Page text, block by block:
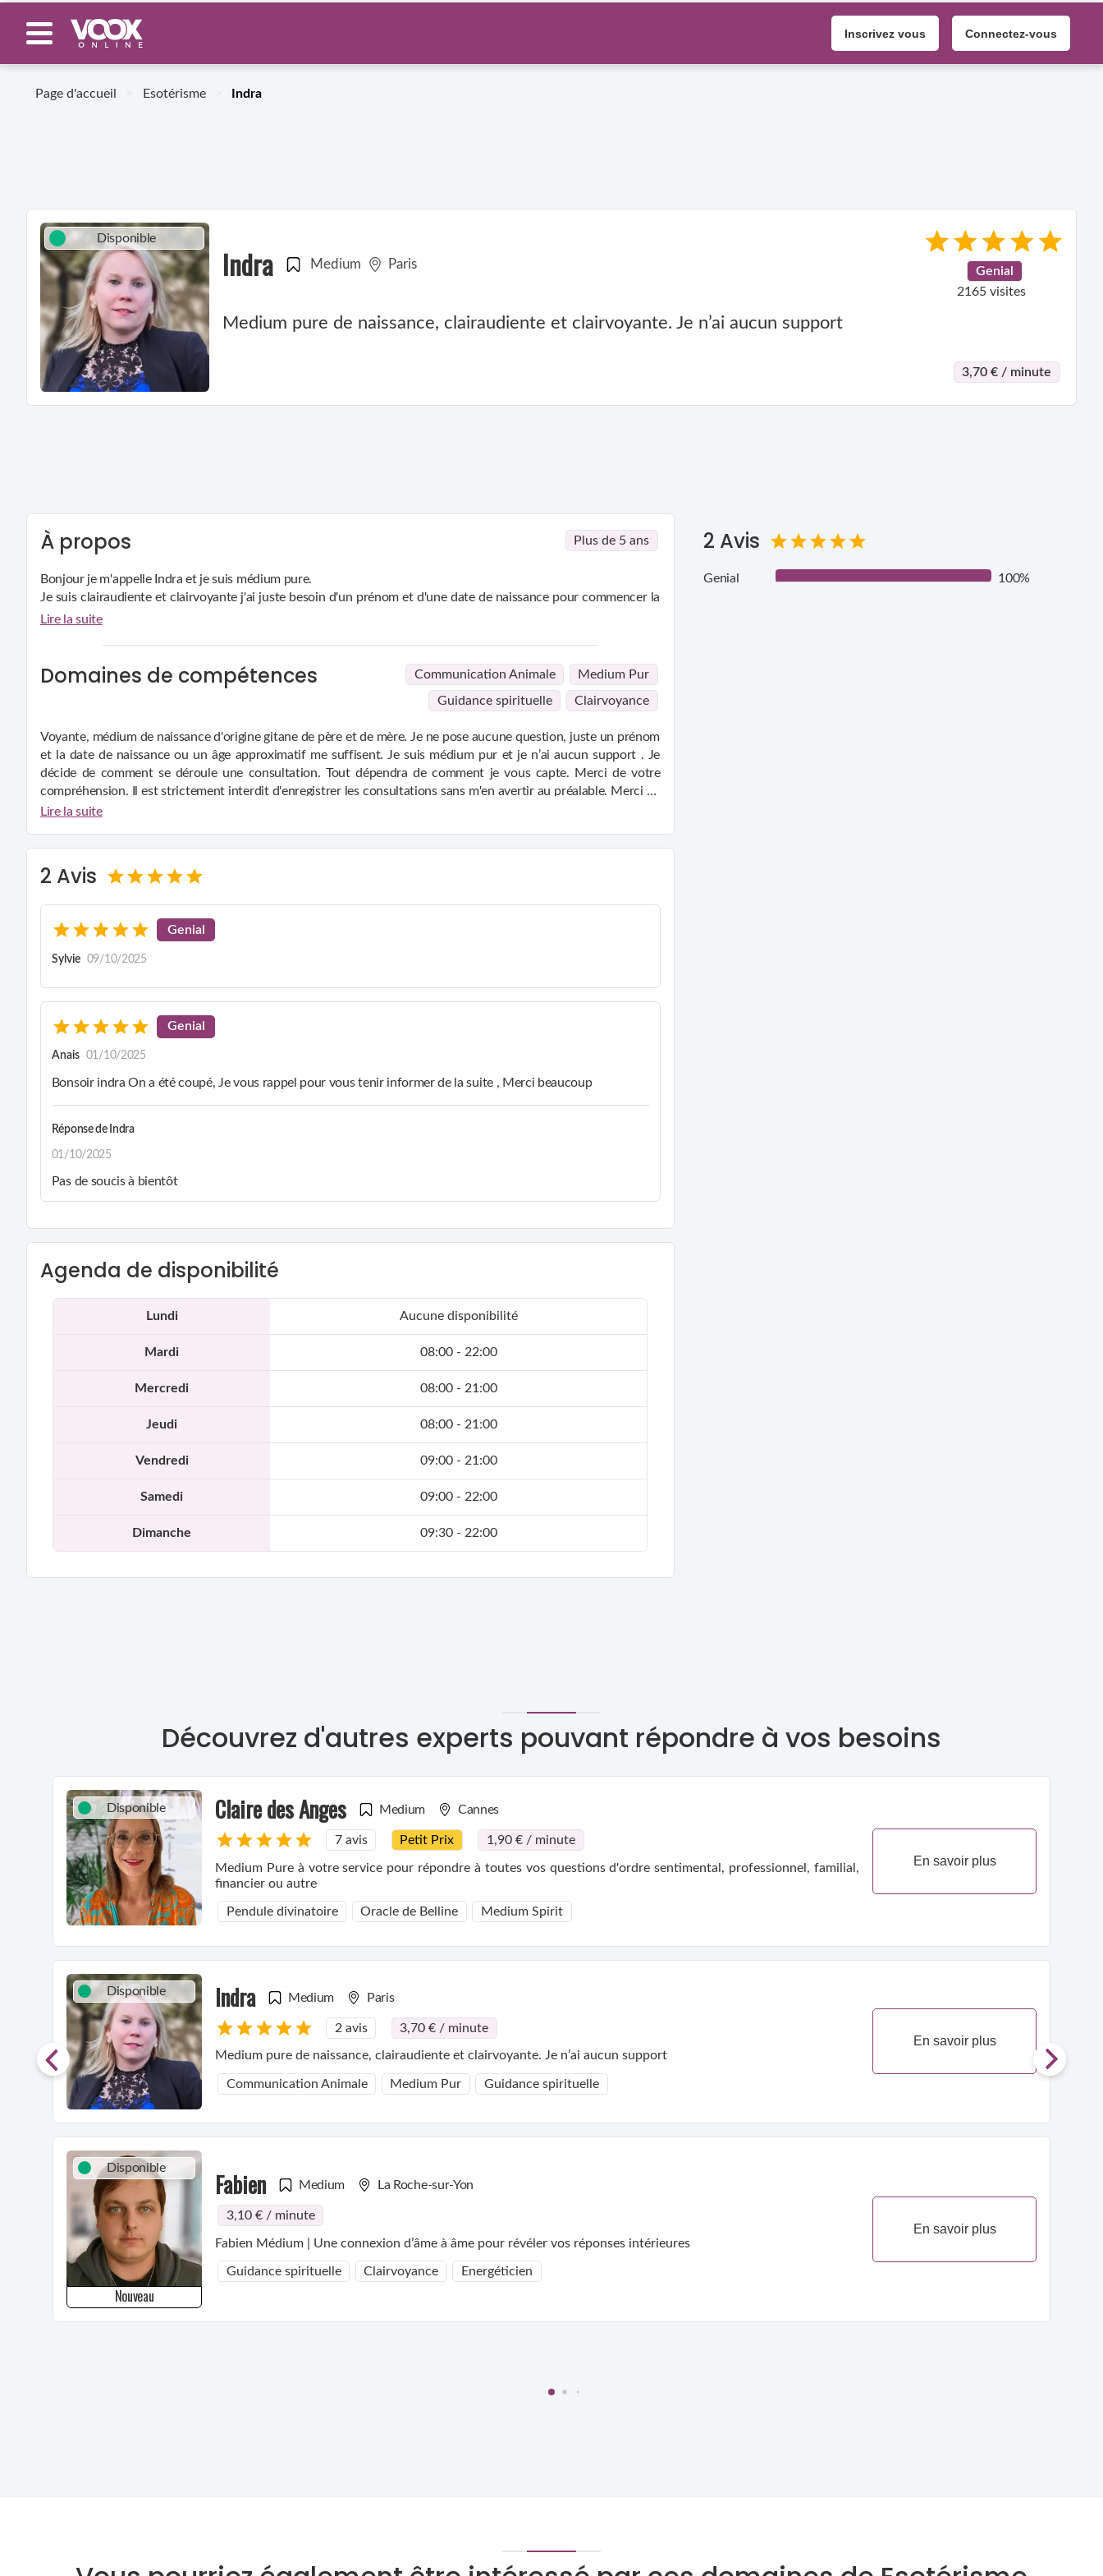
Inscrivez vous Connectez-vous
Page d'accueil Esotérisme Indra
Disponible
Indra Medium Paris
Genial
2165 visites
Medium pure de naissance, clairaudiente et clairvoyante. Je n’ai aucun support
3,70 € / minute
À propos Plus de 5 ans
Bonjour je m'appelle Indra et je suis médium pure.
Je suis clairaudiente et clairvoyante j'ai juste besoin d'un prénom et d'une date de naissance pour commencer la
consultation à bientôt en consultation.
Lire la suite
Domaines de compétences Communication Animale Medium Pur
Guidance spirituelle Clairvoyance
Voyante, médium de naissance d'origine gitane de père et de mère. Je ne pose aucune question, juste un prénom
et la date de naissance ou un âge approximatif me suffisent. Je suis médium pur et je n’ai aucun support . Je
décide de comment se déroule une consultation. Tout dépendra de comment je vous capte. Merci de votre
compréhension. Il est strictement interdit d'enregistrer les consultations sans m'en avertir au préalable. Merci de
votre compréhension. Il est strictement interdit d'enregistrer les consultations sans m'en avertir au préalable.
plus jeune âge jusqu’au jour où je me suis retrouvée sur la tombe de Nostradamus et que j'ai compris que c'était
années après.
Lire la suite
2 Avis
Genial
Sylvie 09/10/2025
Genial
Anais 01/10/2025
Bonsoir indra On a été coupé, Je vous rappel pour vous tenir informer de la suite , Merci beaucoup
Réponse de Indra
01/10/2025
Pas de soucis à bientôt
Agenda de disponibilité
Lundi Aucune disponibilité
Mardi 08:00 - 22:00
Mercredi 08:00 - 21:00
Jeudi 08:00 - 21:00
Vendredi 09:00 - 21:00
Samedi 09:00 - 22:00
Dimanche 09:30 - 22:00
2 Avis
Genial 100%
Découvrez d'autres experts pouvant répondre à vos besoins
Disponible Claire des Anges Medium Cannes
7 avis Petit Prix 1,90 € / minute
Medium Pure à votre service pour répondre à toutes vos questions d'ordre sentimental, professionnel, familial,
financier ou autre
Pendule divinatoire Oracle de Belline Medium Spirit
En savoir plus
Disponible Indra Medium Paris
2 avis 3,70 € / minute
Medium pure de naissance, clairaudiente et clairvoyante. Je n’ai aucun support
Communication Animale Medium Pur Guidance spirituelle
En savoir plus
Disponible
Nouveau
Fabien Medium La Roche-sur-Yon
3,10 € / minute
Fabien Médium | Une connexion d’âme à âme pour révéler vos réponses intérieures
Guidance spirituelle Clairvoyance Energéticien
En savoir plus